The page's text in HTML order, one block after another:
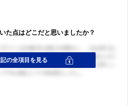
た点はどこだと思いましたか？